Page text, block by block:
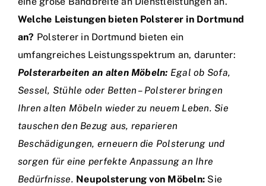
Welche Leistungen bieten Polsterer in Dortmund
an? Polsterer in Dortmund bieten ein
umfangreiches Leistungsspektrum an, darunter:
Polsterarbeiten an alten Möbeln: Egal ob Sofa,
Sessel, Stühle oder Betten – Polsterer bringen
Ihren alten Möbeln wieder zu neuem Leben. Sie
tauschen den Bezug aus, reparieren
Beschädigungen, erneuern die Polsterung und
sorgen für eine perfekte Anpassung an Ihre
Bedürfnisse. Neupolsterung von Möbeln: Sie